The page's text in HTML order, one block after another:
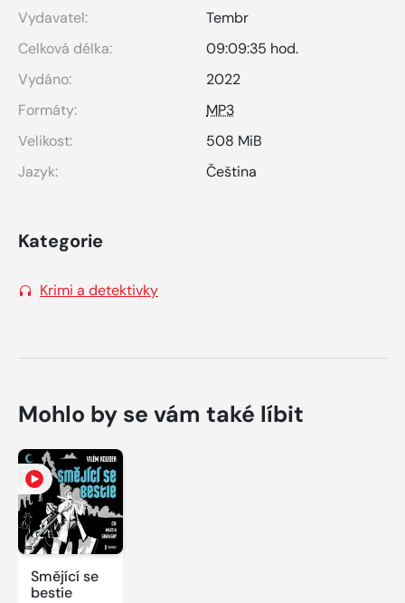
Vydavatel:
Tembr
Celková délka:
09:09:35 hod.
Vydáno:
2022
Formáty:
MP3
Velikost:
508 MiB
Jazyk:
Čeština
Kategorie
Krimi a detektivky
Mohlo by se vám také líbit
Smějící se
bestie